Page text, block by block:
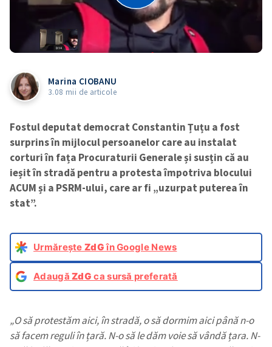
Marina CIOBANU
3.08 mii de articole
Fostul deputat democrat Constantin Țuțu a fost
surprins în mijlocul persoanelor care au instalat
corturi în fața Procuraturii Generale și susțin că au
ieșit în stradă pentru a protesta împotriva blocului
ACUM și a PSRM-ului, care ar fi „uzurpat puterea în
stat”.
Urmărește ZdGîn Google News
AdaugăZdG ca sursă preferată
„O să protestăm aici, în stradă, o să dormim aici până n-o
să facem reguli în țară. N-o să le dăm voie să vândă țara. N-